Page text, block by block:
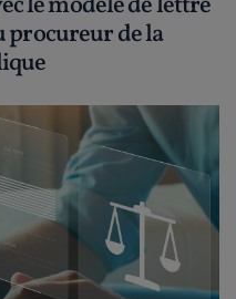
procureur de la